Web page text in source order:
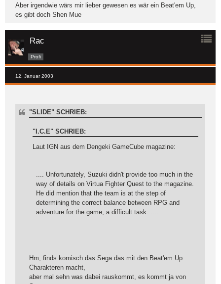
Aber irgendwie wärs mir lieber gewesen es wär ein Beat'em Up,
es gibt doch Shen Mue
Rac
Profi
12. Januar 2003
"SLIDE" SCHRIEB:
"I.C.E" SCHRIEB:
Laut IGN aus dem Dengeki GameCube magazine:
.... Unfortunately, Suzuki didn't provide too much in the
way of details on Virtua Fighter Quest to the magazine.
He did mention that the team is at the step of
determining the correct balance between RPG and
adventure for the game, a difficult task. ....
Hm, finds komisch das Sega das mit den Beat'em Up
Charakteren macht,
aber mal sehn was dabei rauskommt, es kommt ja von